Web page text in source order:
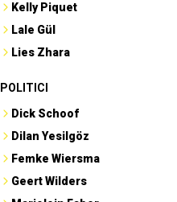
Kelly Piquet
Lale Gül
Lies Zhara
POLITICI
Dick Schoof
Dilan Yesilgöz
Femke Wiersma
Geert Wilders